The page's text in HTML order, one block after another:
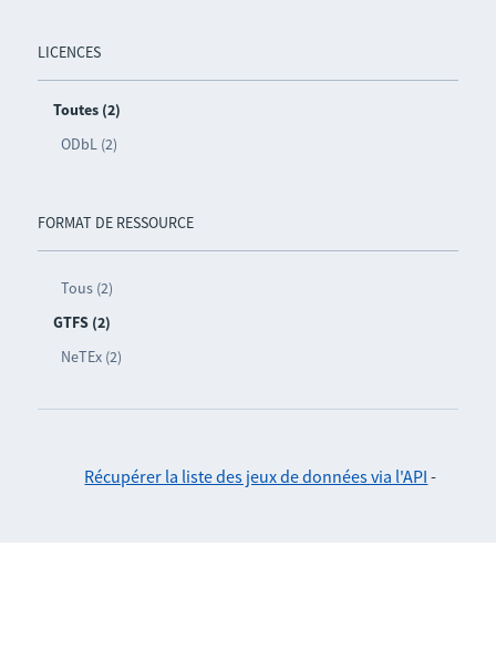
LICENCES
Toutes (2)
ODbL (2)
FORMAT DE RESSOURCE
Tous (2)
GTFS (2)
NeTEx (2)
Récupérer la liste des jeux de données via l'API -